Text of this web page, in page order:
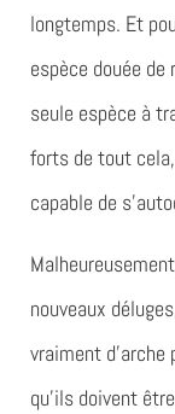
longtemps. Et
espèce douée
seule espèce à
forts de tout
capable de
nouveaux
vraiment d’arche
qu’ils doivent